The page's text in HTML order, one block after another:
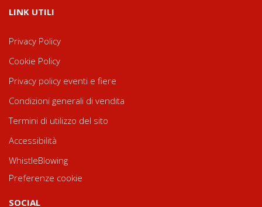
LINK UTILI
Privacy Policy
Cookie Policy
Privacy policy eventi e fiere
Condizioni generali di vendita
Termini di utilizzo del sito
Accessibilità
WhistleBlowing
Preferenze cookie
SOCIAL